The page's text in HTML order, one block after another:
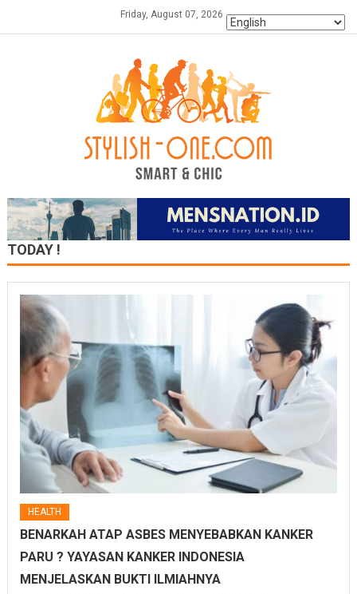
Friday, August 07, 2026
TODAY !
HEALTH
BENARKAH ATAP ASBES MENYEBABKAN KANKER
PARU ? YAYASAN KANKER INDONESIA
MENJELASKAN BUKTI ILMIAHNYA